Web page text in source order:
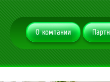
О компании